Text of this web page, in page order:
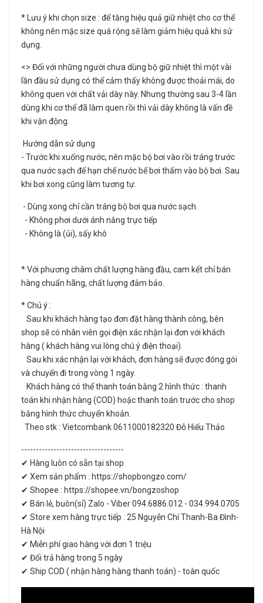
* Lưu ý khi chọn size : để tăng hiệu quả giữ nhiệt cho cơ thể
không nên mặc size quá rộng sẽ làm giảm hiệu quả khi sử
dụng.
<> Đối với những người chưa dùng bộ giữ nhiệt thì một vài
lần đầu sử dụng có thể cảm thấy không được thoải mái, do
không quen với chất vải dày này. Nhưng thường sau 3-4 lần
dùng khi cơ thể đã làm quen rồi thì vải dày không là vấn đề
khi vận động.
Hướng dẫn sử dụng
- Trước khi xuống nước, nên mặc bộ bơi vào rồi tráng trước
qua nước sạch để hạn chế nước bể bơi thấm vào bộ bơi. Sau
khi bơi xong cũng làm tương tự.
- Dùng xong chỉ cần tráng bộ bơi qua nước sạch.
- Không phơi dưới ánh nắng trực tiếp
- Không là (ủi), sấy khô
* Với phương châm chất lượng hàng đầu, cam kết chỉ bán
hàng chuẩn hãng, chất lượng đảm bảo.
* Chú ý :
Sau khi khách hàng tạo đơn đặt hàng thành công, bên
shop sẽ có nhân viên gọi điện xác nhận lại đơn với khách
hàng ( khách hàng vui lòng chú ý điện thoại).
Sau khi xác nhận lại với khách, đơn hàng sẽ được đóng gói
và chuyển đi trong vòng 1 ngày.
Khách hàng có thể thanh toán bằng 2 hình thức : thanh
toán khi nhận hàng (COD) hoặc thanh toán trước cho shop
bằng hình thức chuyển khoản.
Theo stk : Vietcombank 0611000182320 Đỗ Hiếu Thảo
-----------------------------------
✔ Hàng luôn có sẵn tại shop
✔ Xem sản phẩm : https://shopbongzo.com/
✔ Shopee : https://shopee.vn/bongzoshop
✔ Bán lẻ, buôn(sỉ) Zalo - Viber 094.6886.012 - 034.994.0705
✔ Store xem hàng trực tiếp : 25 Nguyễn Chí Thanh-Ba Đình-
Hà Nội
✔ Miễn phí giao hàng với đơn 1 triệu
✔ Đổi trả hàng trong 5 ngày
✔ Ship COD ( nhận hàng hàng thanh toán) - toàn quốc